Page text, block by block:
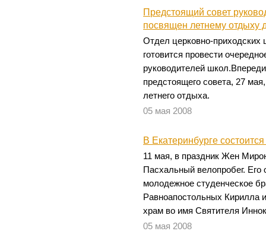
Предстоящий совет
посвящен летнему отдыху
Отдел церковно-приходских
готовится провести
руководителей
предстоящего совета, 27
летнего отдыха.
05 мая 2008
В Екатеринбурге
11 мая, в праздник Жен
Пасхальный велопробег. Его
молодежное студенческое
Равноапостольных Кирилла
храм во имя Святителя
05 мая 2008